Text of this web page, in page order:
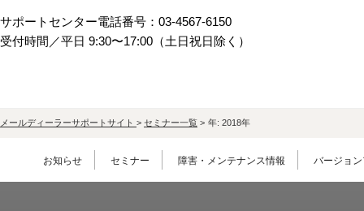
サポートセンター電話番号：03-4567-6150
受付時間／平⽇ 9:30〜17:00（⼟⽇祝⽇除く）
メールディーラーサポートサイト > セミナー一覧 > 年: 2018年
お知らせ セミナー 障害・メンテナンス情報 バージョ